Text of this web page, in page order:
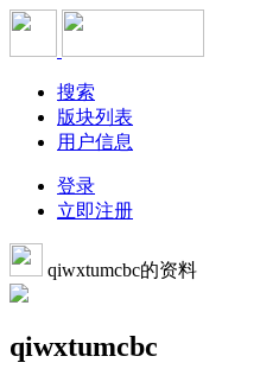
搜索
版块列表
用户信息
登录
立即注册
qiwxtumcbc的资料
qiwxtumcbc